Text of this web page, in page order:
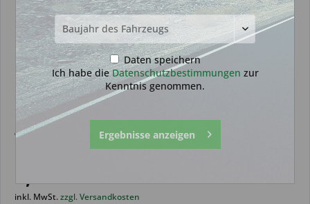
Drück Pad geeignet für Fiat 3
Tasten (Aftermarket Produkt)
6,99 € *
inkl. MwSt.zzgl. Versandkosten
Daten speichern
Ich habe dieDatenschutzbestimmungen zur
Kenntnis genommen.
Ergebnisse anzeigen